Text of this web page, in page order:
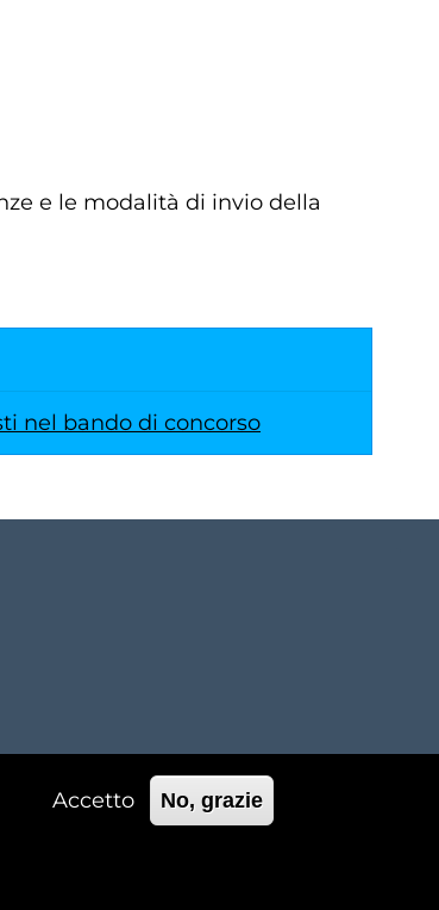
Accetto No, grazie
e le modalità di invio della
nel bando di concorso